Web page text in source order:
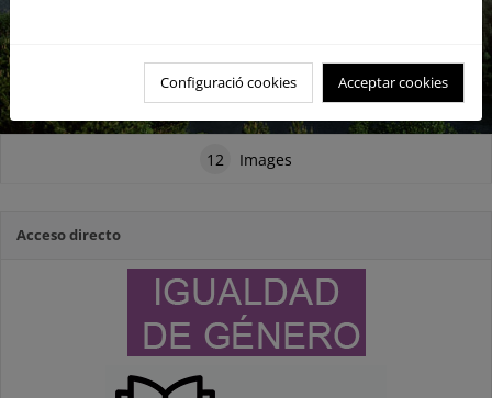
12 Images
Acceso directo
Configuració cookies Acceptar cookies